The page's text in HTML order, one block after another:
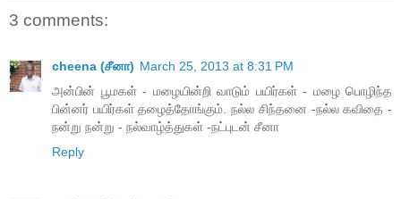
3 comments:
cheena (சீனா) March 25, 2013 at 8:31 PM
அன்பின் பூமகள் - மழையின்றி வாடும் பயிர்கள் - மழை பொழிந்த
பின்னர் பயிர்கள் தழைத்தோங்கும். நல்ல சிந்தனை -நல்ல கவிதை -
நன்று நன்று - நல்வாழ்த்துகள் -நட்புடன் சீனா
Reply